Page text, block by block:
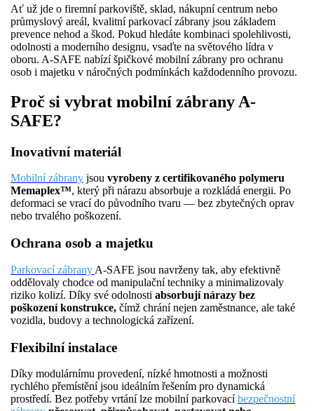
Ať už jde o firemní parkoviště, sklad, nákupní centrum nebo
průmyslový areál, kvalitní parkovací zábrany jsou základem
prevence nehod a škod. Pokud hledáte kombinaci spolehlivosti,
odolnosti a moderního designu, vsaďte na světového lídra v
oboru. A-SAFE nabízí špičkové mobilní zábrany pro ochranu
osob i majetku v náročných podmínkách každodenního provozu.
Proč si vybrat mobilní zábrany A-
SAFE?
Inovativní materiál
Mobilní zábrany jsou vyrobeny z certifikovaného polymeru
Memaplex™, který při nárazu absorbuje a rozkládá energii. Po
deformaci se vrací do původního tvaru — bez zbytečných oprav
nebo trvalého poškození.
Ochrana osob a majetku
Parkovací zábrany A-SAFE jsou navrženy tak, aby efektivně
oddělovaly chodce od manipulační techniky a minimalizovaly
riziko kolizí. Díky své odolnosti absorbují nárazy bez
poškození konstrukce, čímž chrání nejen zaměstnance, ale také
vozidla, budovy a technologická zařízení.
Flexibilní instalace
Díky modulárnímu provedení, nízké hmotnosti a možnosti
rychlého přemístění jsou ideálním řešením pro dynamická
prostředí. Bez potřeby vrtání lze mobilní parkovacíbezpečnostní